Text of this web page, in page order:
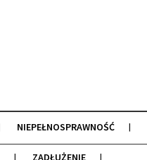
NIEPEŁNOSPRAWNOŚĆ
ZADŁUŻENIE